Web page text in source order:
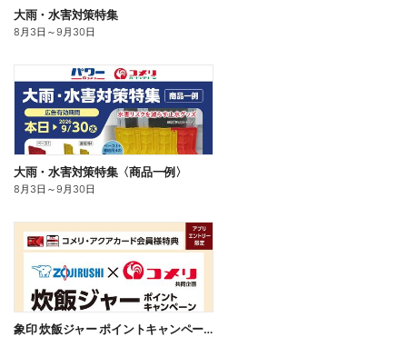
大雨・水害対策特集
8月3日 ～9月30日
大雨・水害対策特集〈商品一例〉
8月3日 ～9月30日
象印 炊飯ジャー ポイントキャンペーン